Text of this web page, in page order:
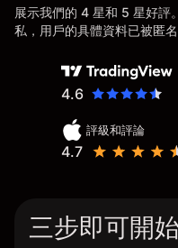
展示我們的 4 星和 5 星好評
私，用戶的具體資料已被匿
4.6
評級和評論
4.7
三步即可開